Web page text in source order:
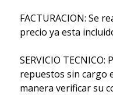
FACTURACION: Se
precio ya esta
SERVICIO
repuestos sin cargo
manera verificar su